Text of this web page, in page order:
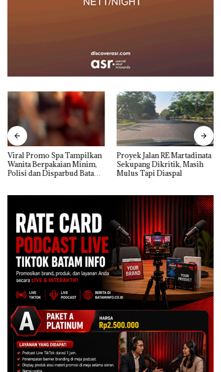
Viral Promo Spa Tampilkan
Wanita Berpakaian Minim,
Polisi dan Disparbud Batam
Proyek Jalan RE Martadinata
Sekupang Dikritik, Masih
Mulus Tapi Diaspal